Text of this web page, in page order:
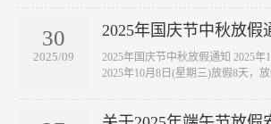
30
2025/09
2025年国庆节中秋放假
2025年国庆节中秋放假通知 2025年
2025年10月8日(星期三)放假8天，